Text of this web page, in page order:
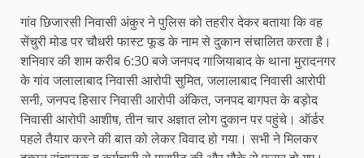
गांव छिजारसी निवासी अंकुर ने पुलिस को तहरीर देकर बताया कि वह
सेंचुरी मोड पर चौधरी फास्ट फूड के नाम से दुकान संचालित करता है।
शनिवार की शाम करीब 6:30 बजे जनपद गाजियाबाद के थाना मुरादनगर
के गांव जलालाबाद निवासी आरोपी सुमित, जलालाबाद निवासी आरोपी
सनी, जनपद हिसार निवासी आरोपी अंकित, जनपद बागपत के बड़ोद
निवासी आरोपी आशीष, तीन चार अज्ञात लोग दुकान पर पहुंचे। ऑर्डर
पहले तैयार करने की बात को लेकर विवाद हो गया। सभी ने मिलकर